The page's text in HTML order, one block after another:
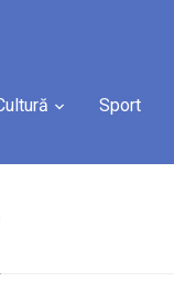
Sport